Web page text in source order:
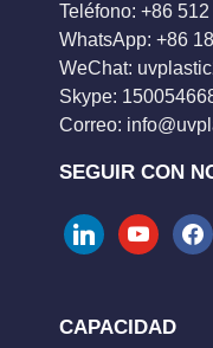
Teléfono: +86
WhatsApp: +86
WeChat:
Skype:
Correo:
SEGUIR CON
linkedinyoutube
CAPACIDAD